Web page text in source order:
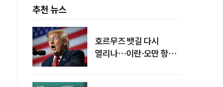
추천 뉴스
호르무즈 뱃길 다시
열리나…이란·오만 항로